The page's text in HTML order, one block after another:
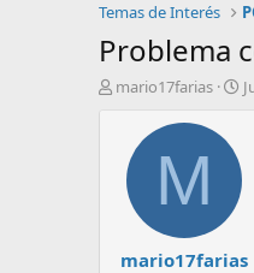
Temas de Interés
Problema
A
mario17farias
F
n
M
mario17farias